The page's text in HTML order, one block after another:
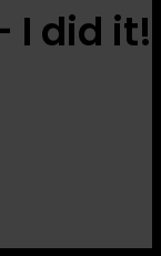
I did it!